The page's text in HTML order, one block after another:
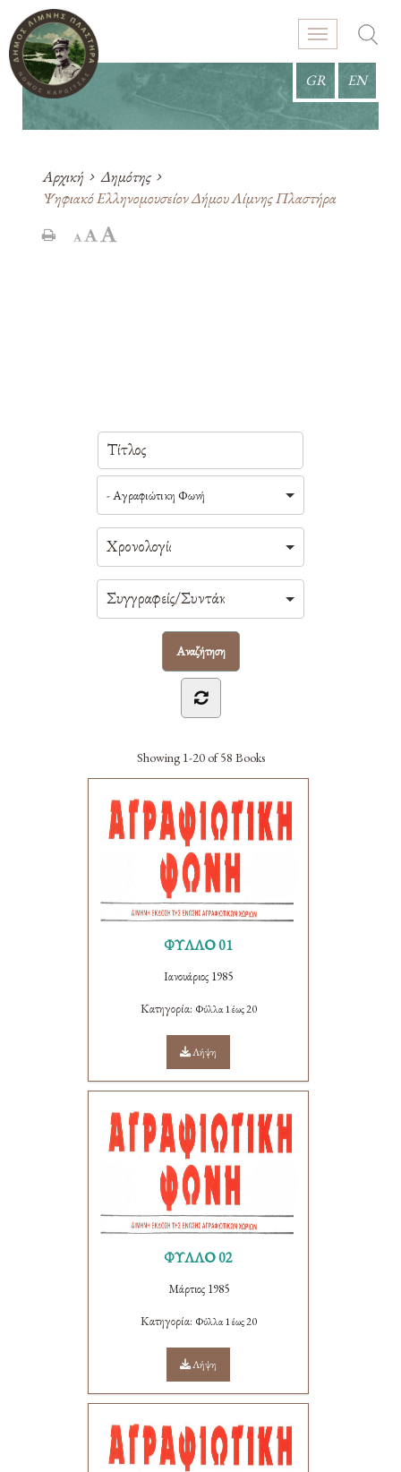
GR EN
Αρχική
Δημότης
Ψηφιακό Ελληνομουσείον Δήμου Λίμνης Πλαστήρα
- Αγραφιώτικη Φωνή
Showing 1-20 of 58 Books
ΦΥΛΛΟ 01
Ιανουάριος 1985
Κατηγορία: Φύλλα 1 έως 20
Λήψη
ΦΥΛΛΟ 02
Μάρτιος 1985
Κατηγορία: Φύλλα 1 έως 20
Λήψη